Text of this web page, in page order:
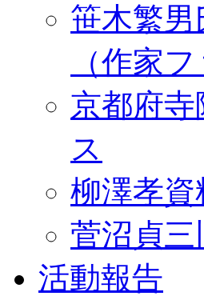
笹木繁
（作家
京都府
ス
柳澤孝
菅沼貞三
活動報告